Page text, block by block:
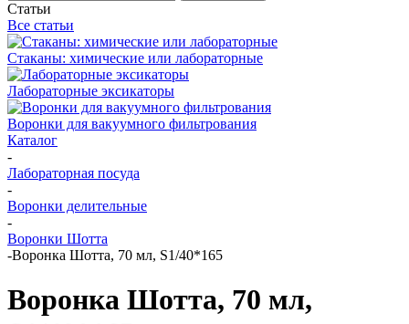
Статьи
Все статьи
Стаканы: химические или лабораторные
Лабораторные эксикаторы
Воронки для вакуумного фильтрования
Каталог
-
Лабораторная посуда
-
Воронки делительные
-
Воронки Шотта
-Воронка Шотта, 70 мл, S1/40*165
Воронка Шотта, 70 мл,